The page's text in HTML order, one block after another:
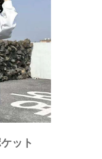
ット